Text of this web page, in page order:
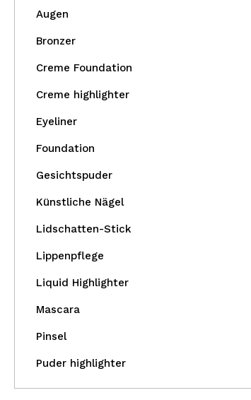
Augen
Bronzer
Creme Foundation
Creme highlighter
Eyeliner
Foundation
Gesichtspuder
Künstliche Nägel
Lidschatten-Stick
Lippenpflege
Liquid Highlighter
Mascara
Pinsel
Puder highlighter